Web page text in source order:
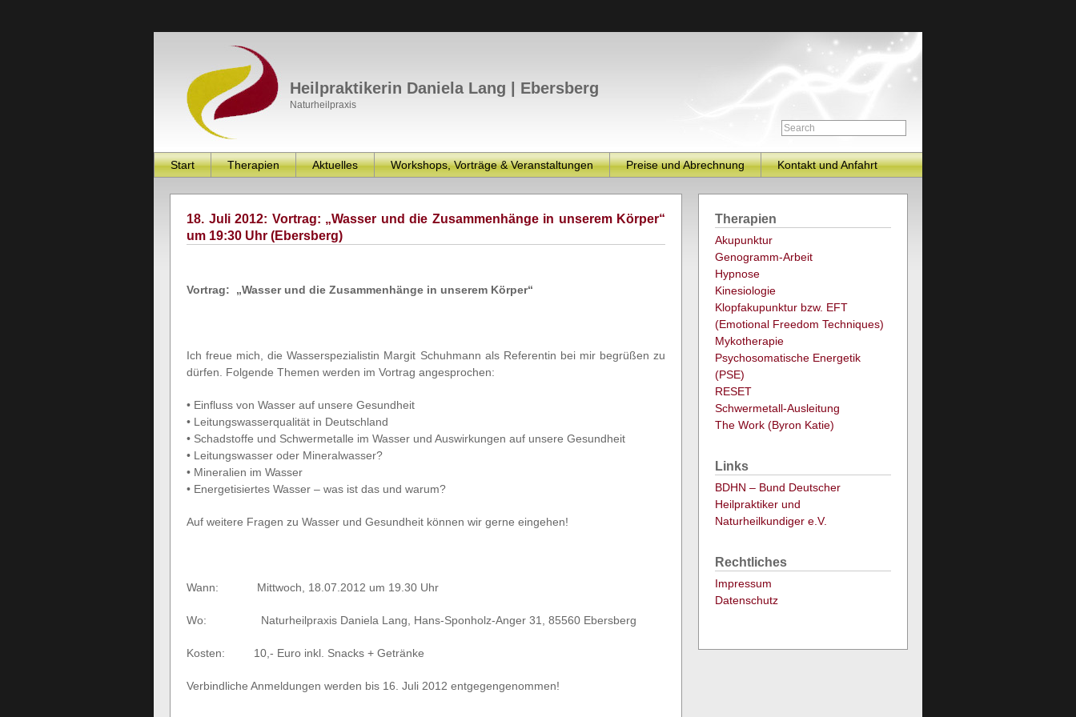
Heilpraktikerin Daniela Lang | Ebersberg
Naturheilpraxis
Start Therapien Aktuelles Workshops, Vorträge & Veranstaltungen Preise und Abrechnung Kontakt und Anfahrt
18. Juli 2012: Vortrag: „Wasser und die Zusammenhänge in unserem Körper“
um 19:30 Uhr (Ebersberg)
Vortrag: „Wasser und die Zusammenhänge in unserem Körper“
Ich freue mich, die Wasserspezialistin Margit Schuhmann als Referentin bei mir begrüßen zu
dürfen. Folgende Themen werden im Vortrag angesprochen:
• Einfluss von Wasser auf unsere Gesundheit
• Leitungswasserqualität in Deutschland
• Schadstoffe und Schwermetalle im Wasser und Auswirkungen auf unsere Gesundheit
• Leitungswasser oder Mineralwasser?
• Mineralien im Wasser
• Energetisiertes Wasser – was ist das und warum?
Auf weitere Fragen zu Wasser und Gesundheit können wir gerne eingehen!
Wann: Mittwoch, 18.07.2012 um 19.30 Uhr
Wo: Naturheilpraxis Daniela Lang, Hans-Sponholz-Anger 31, 85560 Ebersberg
Kosten: 10,- Euro inkl. Snacks + Getränke
Verbindliche Anmeldungen werden bis 16. Juli 2012 entgegengenommen!
Therapien
Akupunktur
Genogramm-Arbeit
Hypnose
Kinesiologie
Klopfakupunktur bzw. EFT
(Emotional Freedom Techniques)
Mykotherapie
Psychosomatische Energetik
(PSE)
RESET
Schwermetall-Ausleitung
The Work (Byron Katie)
Links
BDHN – Bund Deutscher
Heilpraktiker und
Naturheilkundiger e.V.
Rechtliches
Impressum
Datenschutz